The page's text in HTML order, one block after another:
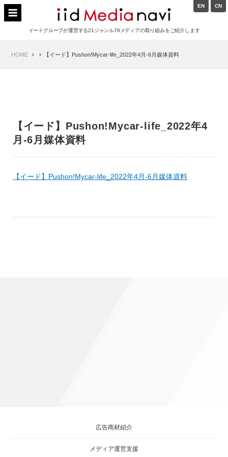
Skip
イードメディアナビ
イードグループが運営する21ジャンル79メディアの取り組みをご紹介します
Navigation
EN CN
HOME 【イード】Pushon!Mycar-life_2022年4月-6月媒体資料
【イード】Pushon!Mycar-life_2022年4
月-6月媒体資料
【イード】Pushon!Mycar-life_2022年4月-6月媒体資料
広告商材紹介
メディア運営支援